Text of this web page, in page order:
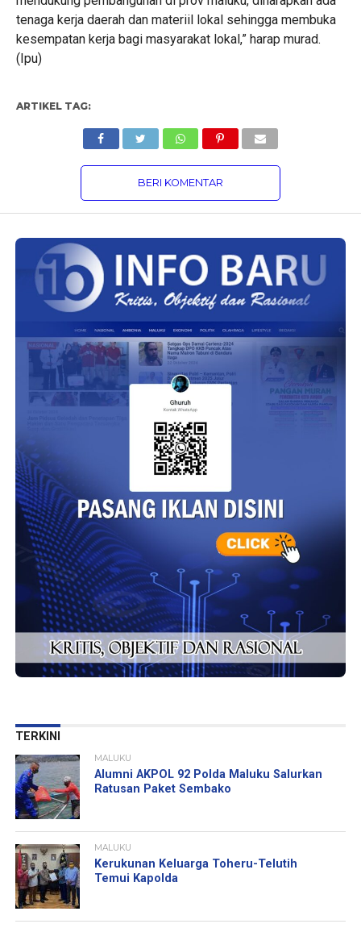
tenaga kerja daerah dan materiil lokal sehingga membuka
kesempatan kerja bagi masyarakat lokal,” harap murad.
(Ipu)
ARTIKEL TAG:
BERI KOMENTAR
TERKINI
MALUKU
Alumni AKPOL 92 Polda Maluku Salurkan
Ratusan Paket Sembako
MALUKU
Kerukunan Keluarga Toheru-Telutih
Temui Kapolda